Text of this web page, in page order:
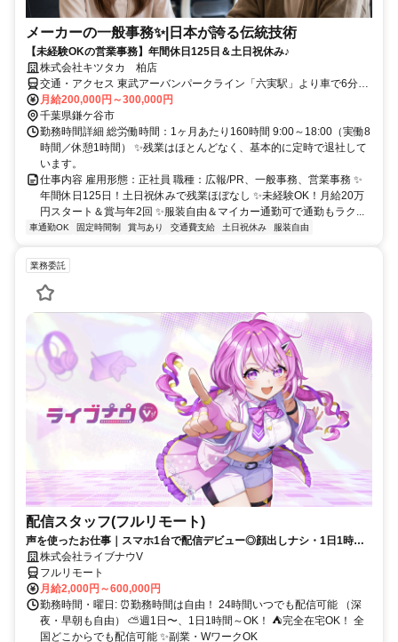
メーカーの一般事務✨️|日本が誇る伝統技術
【未経験OKの営業事務】年間休日125日＆土日祝休み♪
株式会社キツタカ 柏店
交通・アクセス 東武アーバンパークライン「六実駅」より車で6分、
北総線「西白井駅」より車で14分
月給200,000円～300,000円
千葉県鎌ケ谷市
勤務時間詳細 総労働時間：1ヶ月あたり160時間 9:00～18:00（実働8
時間／休憩1時間） ✨残業はほとんどなく、基本的に定時で退社して
います。
仕事内容 雇用形態：正社員 職種：広報/PR、一般事務、営業事務 ✨
年間休日125日！土日祝休みで残業ほぼなし ✨未経験OK！月給20万
円スタート＆賞与年2回 ✨服装自由＆マイカー通勤可で通勤もラク...
車通勤OK 固定時間制 賞与あり 交通費支給 土日祝休み 服装自由
業務委託
配信スタッフ(フルリモート)
声を使ったお仕事｜スマホ1台で配信デビュー◎顔出しナシ・1日1時間
～OK♪
株式会社ライブナウV
フルリモート
月給2,000円～600,000円
勤務時間・曜日: ⏰勤務時間は自由！ 24時間いつでも配信可能 （深
夜・早朝も自由） ⛅週1日〜、1日1時間～OK！ ⛺完全在宅OK！ 全
国どこからでも配信可能 ✨副業・WワークOK